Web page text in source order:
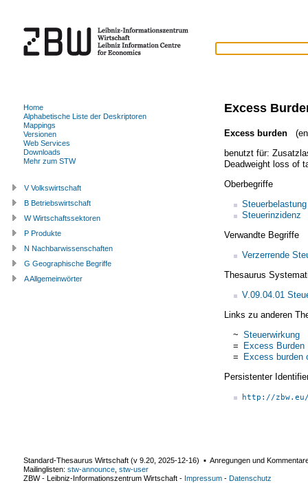
Excess
Excess burden
benutzt für:
Deadweight loss of
Oberbegriffe
Steuerbelastung
Steuerinzidenz
Verwandte Begriffe
Verzerrende
Thesaurus
V.09.04.01
Links zu anderen
~ Steuerwirkung
= Excess Burden
= Excess burden
Persistenter
http://
Home
Alphabetische Liste der Deskriptoren
Mappings
Versionen
Web Services
Downloads
Mehr zum STW
V Volkswirtschaft
B Betriebswirtschaft
W Wirtschaftssektoren
P Produkte
N Nachbarwissenschaften
G Geographische Begriffe
A Allgemeinwörter
Standard-Thesaurus Wirtschaft (v 9.20 2025-12-16) ▪ Anregungen und
Mailinglisten: stw-announce stw-user
ZBW - Leibniz-Informationszentrum Wirtschaft - Impressum - Datenschutz